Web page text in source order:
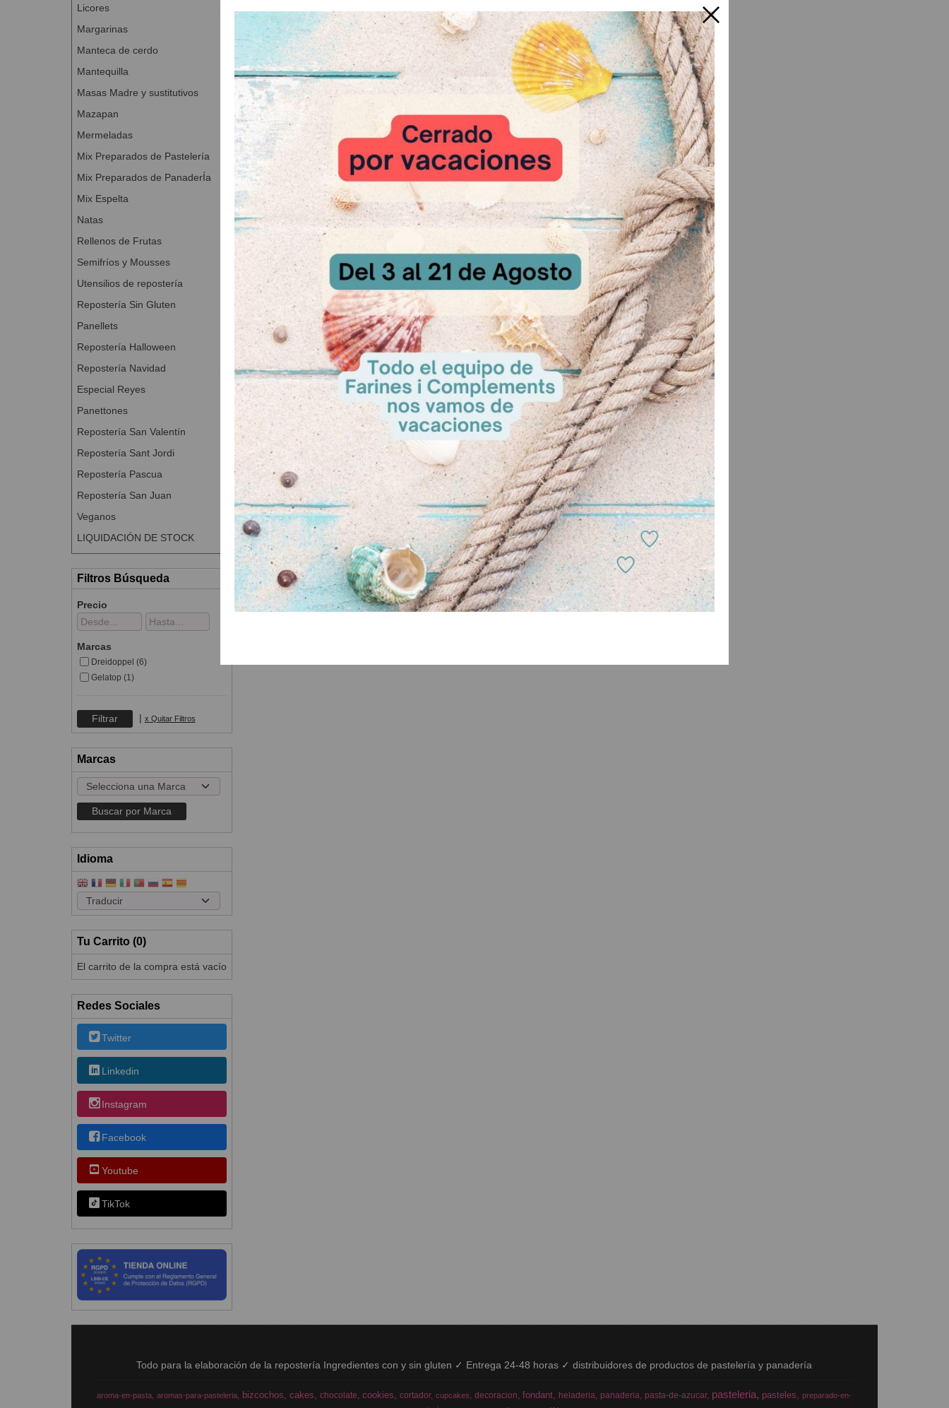
Licores
Margarinas
Manteca de cerdo
Mantequilla
Masas Madre y sustitutivos
Mazapan
Mermeladas
Mix Preparados de Pastelería
Mix Preparados de PanaderÍa
Mix Espelta
Natas
Rellenos de Frutas
Semifríos y Mousses
Utensilios de repostería
Repostería Sin Gluten
Panellets
Repostería Halloween
Repostería Navidad
Especial Reyes
Panettones
Repostería San Valentín
Repostería Sant Jordi
Repostería Pascua
Repostería San Juan
Veganos
LIQUIDACIÓN DE STOCK
Filtros Búsqueda
Precio
Marcas
Dreidoppel (6)
Gelatop (1)
| x Quitar Filtros
Marcas
Idioma
Tu Carrito (0)
El carrito de la compra está vacío
Redes Sociales
Twitter
Linkedin
Instagram
Facebook
Youtube
TikTok
semilíquido de Vainilla de uso
universal con...
A Consultar
Todo para la elaboración de la repostería Ingredientes con y sin gluten ✓ Entrega 24-48 horas ✓ distribuidores de productos de pastelería y panadería
aroma-en-pasta aromas-para-pasteleria bizcochos cakes chocolate cookies cortador cupcakes decoracion fondant heladeria panaderia pasta-de-azucar pasteleria pasteles
preparado-en-